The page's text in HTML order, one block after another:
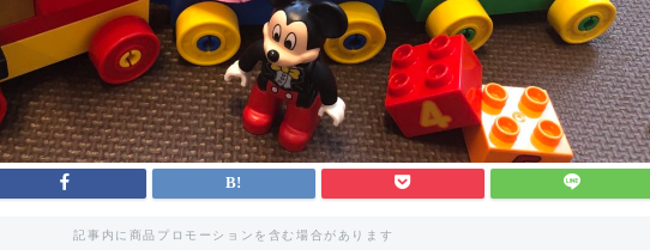
記事内に商品プロモーションを含む場合があります